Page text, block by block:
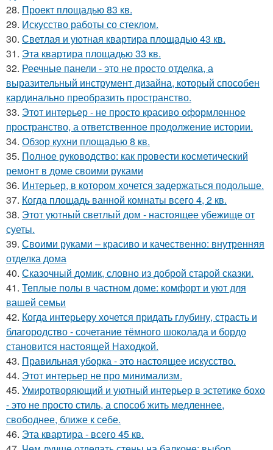
28. Проект площадью 83 кв.
29. Искусство работы со стеклом.
30. Светлая и уютная квартира площадью 43 кв.
31. Эта квартира площадью 33 кв.
32. Реечные панели - это не просто отделка, а
выразительный инструмент дизайна, который способен
кардинально преобразить пространство.
33. Этот интерьер - не просто красиво оформленное
пространство, а ответственное продолжение истории.
34. Обзор кухни площадью 8 кв.
35. Полное руководство: как провести косметический
ремонт в доме своими руками
36. Интерьер, в котором хочется задержаться подольше.
37. Когда площадь ванной комнаты всего 4, 2 кв.
38. Этот уютный светлый дом - настоящее убежище от
суеты.
39. Своими руками – красиво и качественно: внутренняя
отделка дома
40. Сказочный домик, словно из доброй старой сказки.
41. Теплые полы в частном доме: комфорт и уют для
вашей семьи
42. Когда интерьеру хочется придать глубину, страсть и
благородство - сочетание тёмного шоколада и бордо
становится настоящей Находкой.
43. Правильная уборка - это настоящее искусство.
44. Этот интерьер не про минимализм.
45. Умиротворяющий и уютный интерьер в эстетике бохо
- это не просто стиль, а способ жить медленнее,
свободнее, ближе к себе.
46. Эта квартира - всего 45 кв.